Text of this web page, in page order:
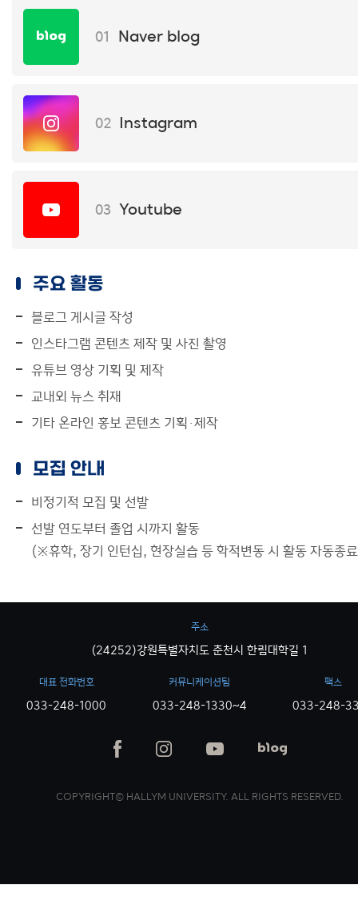
01 Naver blog
02 Instagram
03 Youtube
주요 활동
블로그 게시글 작성
인스타그램 콘텐츠 제작 및 사진 촬영
유튜브 영상 기획 및 제작
교내외 뉴스 취재
기타 온라인 홍보 콘텐츠 기획·제작
모집 안내
비정기적 모집 및 선발
선발 연도부터 졸업 시까지 활동
(※휴학, 장기 인턴십, 현장실습 등 학적변동 시 활동 자동종
주소
(24252)강원특별자치도 춘천시 한림대학길 1
대표 전화번호
033-248-1000
커뮤니케이션팀
033-248-1330~4
팩스
033-248-
COPYRIGHT© HALLYM UNIVERSITY. ALL RIGHTS RESERVED.